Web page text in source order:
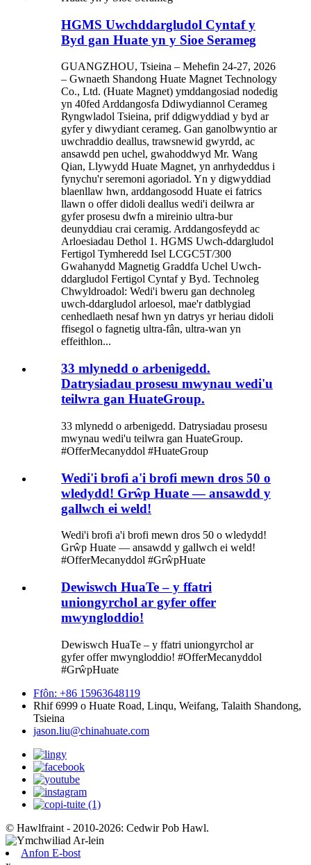
HGMS Uwchddargludol Cyntaf y
Byd gan Huate yn y Sioe Serameg
GUANGZHOU, Tsieina – Mehefin 24-27, 2026
– Gwnaeth Shandong Huate Magnet Technology
Co., Ltd. (Huate Magnet) ymddangosiad nodedig
yn 40fed Arddangosfa Ddiwydiannol Cerameg
Ryngwladol Tsieina, prif ddigwyddiad y byd ar
gyfer y diwydiant cerameg. Gan ganolbwyntio ar
uwchraddio deallus, trawsnewid gwyrdd, ac
ansawdd pen uchel, gwahoddwyd Mr. Wang
Qian, Llywydd Huate Magnet, yn anrhydeddus i
fynychu'r seremoni agoriadol. Yn y digwyddiad
blaenllaw hwn, arddangosodd Huate ei fatrics
llawn o offer didoli deallus wedi'i deilwra ar
gyfer prosesu dwfn a mireinio ultra-bur
deunyddiau crai ceramig. Arddangosfeydd ac
Arloesiadau Dethol 1. HGMS Uwch-ddargludol
Fertigol Tymheredd Isel LCGC5T/300
Gwahanydd Magnetig Graddfa Uchel Uwch-
ddargludol Fertigol Cyntaf y Byd. Technoleg
Chwyldroadol: Wedi'i bweru gan dechnoleg
uwch-ddargludol arloesol, mae'r datblygiad
cenhedlaeth nesaf hwn yn datrys yr heriau didoli
ffisegol o fagnetig ultra-fân, ultra-wan yn
effeithlon...
33 mlynedd o arbenigedd.
Datrysiadau prosesu mwynau wedi'u
teilwra gan HuateGroup.
33 mlynedd o arbenigedd. Datrysiadau prosesu
mwynau wedi'u teilwra gan HuateGroup.
#OfferMecanyddol #HuateGroup
Wedi'i brofi a'i brofi mewn dros 50 o
wledydd! Grŵp Huate — ansawdd y
gallwch ei weld!
Wedi'i brofi a'i brofi mewn dros 50 o wledydd!
Grŵp Huate — ansawdd y gallwch ei weld!
#OfferMecanyddol #GrŵpHuate
Dewiswch HuaTe – y ffatri
uniongyrchol ar gyfer offer
mwyngloddio!
Dewiswch HuaTe – y ffatri uniongyrchol ar
gyfer offer mwyngloddio! #OfferMecanyddol
#GrŵpHuate
Ffôn: +86 15963648119
Rhif 6999 o Huate Road, Linqu, Weifang, Talaith Shandong,
Tsieina
jason.liu@chinahuate.com
© Hawlfraint - 2010-2026: Cedwir Pob Hawl.
Anfon E-bost